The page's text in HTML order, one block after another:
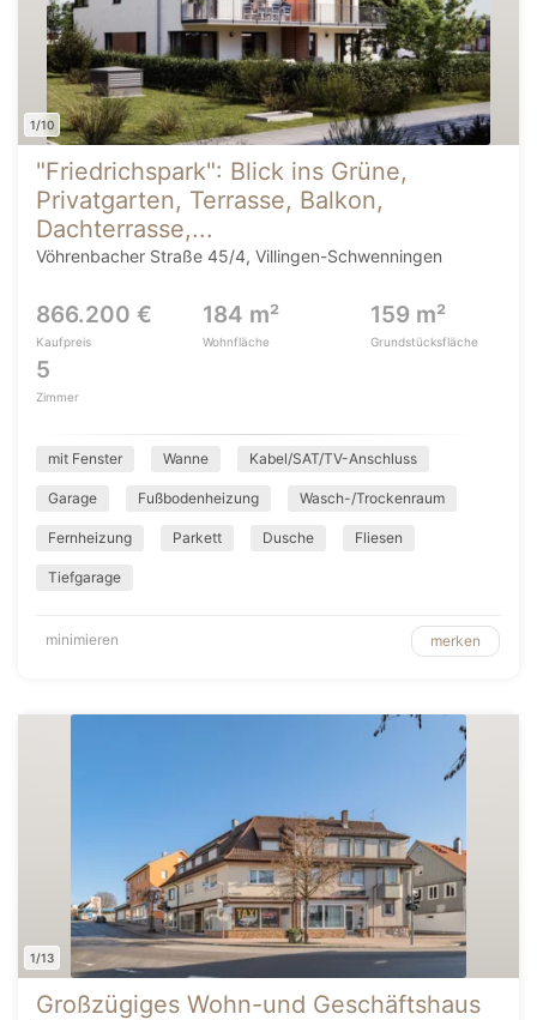
1/10
"Friedrichspark": Blick ins Grüne,
Privatgarten, Terrasse, Balkon,
Dachterrasse,...
Vöhrenbacher Straße 45/4, Villingen-Schwenningen
866.200 €
Kaufpreis
184 m²
Wohnfläche
159 m²
Grundstücksfläche
5
Zimmer
mit Fenster Wanne Kabel/SAT/TV-Anschluss
Garage Fußbodenheizung Wasch-/Trockenraum
Fernheizung Parkett Dusche Fliesen
Tiefgarage
minimieren merken
1/13
Großzügiges Wohn-und Geschäftshaus